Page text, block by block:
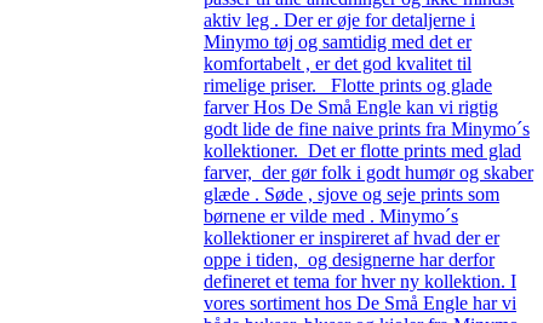
aktiv leg . Der er øje for detaljerne i
Minymo tøj og samtidig med det er
komfortabelt , er det god kvalitet til
rimelige priser. Flotte prints og glade
farver Hos De Små Engle kan vi rigtig
godt lide de fine naive prints fra Minymo´s
kollektioner. Det er flotte prints med glad
farver, der gør folk i godt humør og skaber
glæde . Søde , sjove og seje prints som
børnene er vilde med . Minymo´s
kollektioner er inspireret af hvad der er
oppe i tiden, og designerne har derfor
defineret et tema for hver ny kollektion. I
vores sortiment hos De Små Engle har vi